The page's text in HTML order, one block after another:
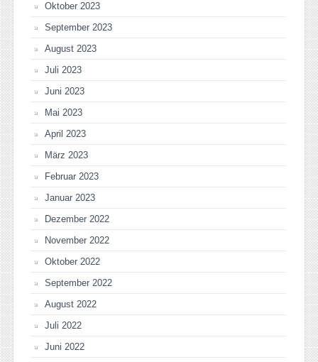
Oktober 2023
September 2023
August 2023
Juli 2023
Juni 2023
Mai 2023
April 2023
März 2023
Februar 2023
Januar 2023
Dezember 2022
November 2022
Oktober 2022
September 2022
August 2022
Juli 2022
Juni 2022